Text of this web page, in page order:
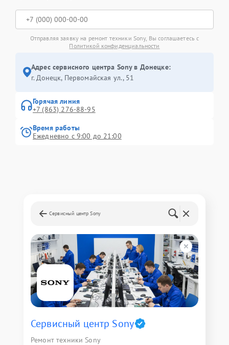
Отправляя заявку на ремонт техники Sony, Вы соглашаетесь с
Политикой конфиденциальности
Адрес сервисного центра Sony в Донецке:
г. Донецк, Первомайская ул., 51
Горячая линия
+7 (863) 276-88-95
Время работы
Ежедневно с 9:00 до 21:00
Сервисный центр Sony
Сервисный центр Sony
Ремонт техники Sony